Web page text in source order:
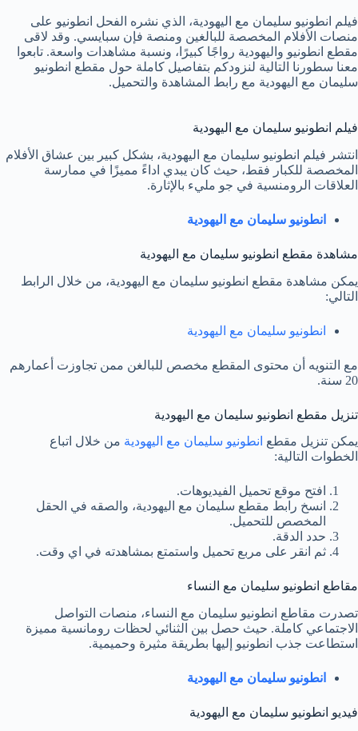
فيلم انطونيو سليمان مع اليهودية، الذي نشره الفحل انطونيو على
منصات الأفلام المخصصة للبالغين ومنصة فإن سبايسي. وقد لاقى
مقطع انطونيو واليهودية رواجًا كبيرًا، ونسبة مشاهدات واسعة. تابعوا
معنا سطورنا التالية لنزودكم بتفاصيل كاملة حول مقطع انطونيو
سليمان مع اليهودية مع رابط المشاهدة والتحميل.
فيلم انطونيو سليمان مع اليهودية
انتشر فيلم انطونيو سليمان مع اليهودية، بشكل كبير بين عشاق الأفلام
المخصصة للكبار فقط، حيث كان يبدي اداءً مميزًا في ممارسة
العلاقات الرومنسية في جو مليء بالإثارة.
انطونيو سليمان مع اليهودية
مشاهدة مقطع انطونيو سليمان مع اليهودية
يمكن مشاهدة مقطع انطونيو سليمان مع اليهودية، من خلال الرابط
التالي:
انطونيو سليمان مع اليهودية
مع التنويه أن محتوى المقطع مخصص للبالغن ممن تجاوزت أعمارهم
20 سنة.
تنزيل مقطع انطونيو سليمان مع اليهودية
يمكن تنزيل مقطع انطونيو سليمان مع اليهودية من خلال اتباع
الخطوات التالية:
افتح موقع تحميل الفيديوهات.
انسخ رابط مقطع سليمان مع اليهودية، والصقه في الحقل
المخصص للتحميل.
حدد الدقة.
ثم انقر على مربع تحميل واستمتع بمشاهدته في اي وقت.
مقاطع انطونيو سليمان مع النساء
تصدرت مقاطع انطونيو سليمان مع النساء، منصات التواصل
الاجتماعي كاملة. حيث حصل بين الثنائي لحظات رومانسية مميزة
استطاعت جذب انطونيو إليها بطريقة مثيرة وحميمية.
انطونيو سليمان مع اليهودية
فيديو انطونيو سليمان مع اليهودية